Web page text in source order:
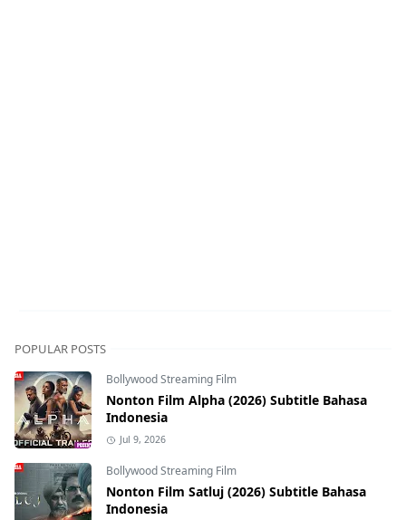
POPULAR POSTS
Bollywood Streaming Film
Nonton Film Alpha (2026) Subtitle Bahasa
Indonesia
Jul 9, 2026
Bollywood Streaming Film
Nonton Film Satluj (2026) Subtitle Bahasa
Indonesia